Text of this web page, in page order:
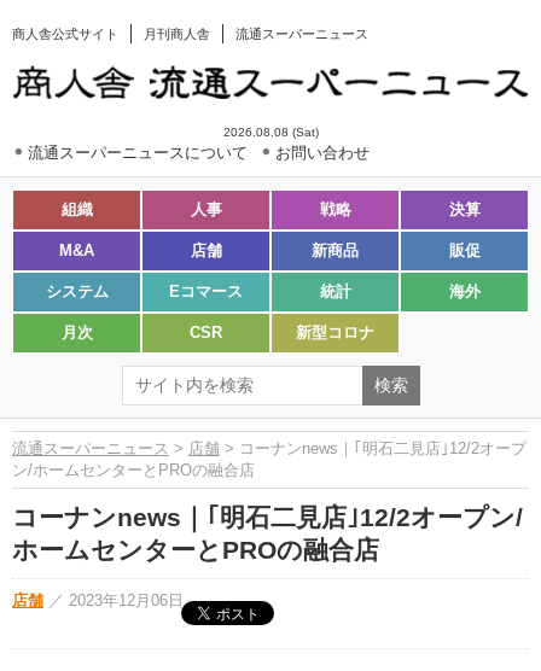
商人舎公式サイト 月刊商人舎 流通スーパーニュース
2026.08.08 (Sat)
流通スーパーニュースについて お問い合わせ
組織 人事 戦略 決算
M&A 店舗 新商品 販促
システム Eコマース 統計 海外
月次 CSR 新型コロナ
流通スーパーニュース > 店舗 > コーナンnews｜｢明石二見店｣12/2オープ
ン/ホームセンターとPROの融合店
コーナンnews｜｢明石二見店｣12/2オープン/
ホームセンターとPROの融合店
店舗 ／ 2023年12月06日